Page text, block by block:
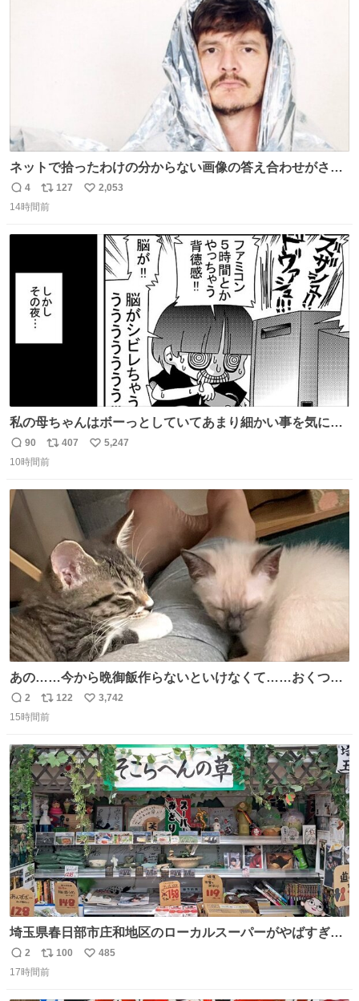
ネットで拾ったわけの分からない画像の答え合わせがされ
ていくw
返
信
4
リ
ポ
127
い
2,053
14時間前
私の母ちゃんはボーっとしていてあまり細かい事を気にし
ません。優秀な人の多い現代の価値観から見ると、あまり
優秀な母親ではないかもしれません。でも、だからこそ、
スします。「優秀」と「良い」は別なんですよね。 1/2
返
信
90
リ
ポ
407
い
数
5,247
10時間前
あの……今から晩御飯作らないといけなくて……おくつろ
ぎのところ申し訳ないのですが……あの………😥
返
信
2
リ
ポ
ト
数
122
い
数
3,742
15時間前
埼玉県春日部市庄和地区のローカルスーパーがやばすぎ
る。どこまで売り物でどこから私物か不明なごちゃごちゃ
の店内には埼玉自虐習字がずらり。日替わり謎汁の試食や
返
信
2
リ
ポ
100
い
485
17時間前